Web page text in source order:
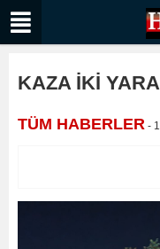
KAZA İKİ
TÜM HABERLER -